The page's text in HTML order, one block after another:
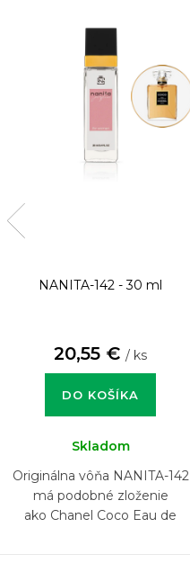
NANITA-142 - 30 ml
20,55 € / ks
DO KOŠÍKA
Skladom
Originálna vôňa NANITA-142
má podobné zloženie
ako Chanel Coco Eau de